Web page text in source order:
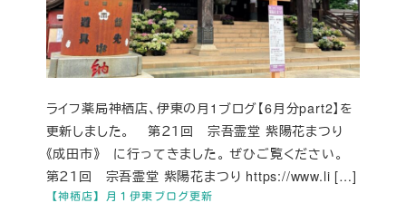
【神栖店】月１伊東ブログ更新
ライフ薬局神栖店、伊東の月1ブログ【6月分part2】を
更新しました。 第２１回 宗吾霊堂 紫陽花まつり
《成田市》 に行ってきました。 ぜひご覧ください。
第２１回 宗吾霊堂 紫陽花まつり https://www.li […]